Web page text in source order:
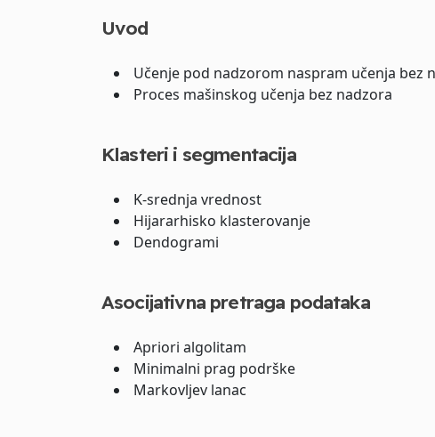
Uvod
Učenje pod nadzorom naspram učenja bez
Proces mašinskog učenja bez nadzora
Klasteri i segmentacija
K-srednja vrednost
Hijararhisko klasterovanje
Dendogrami
Asocijativna pretraga podataka
Apriori algolitam
Minimalni prag podrške
Markovljev lanac